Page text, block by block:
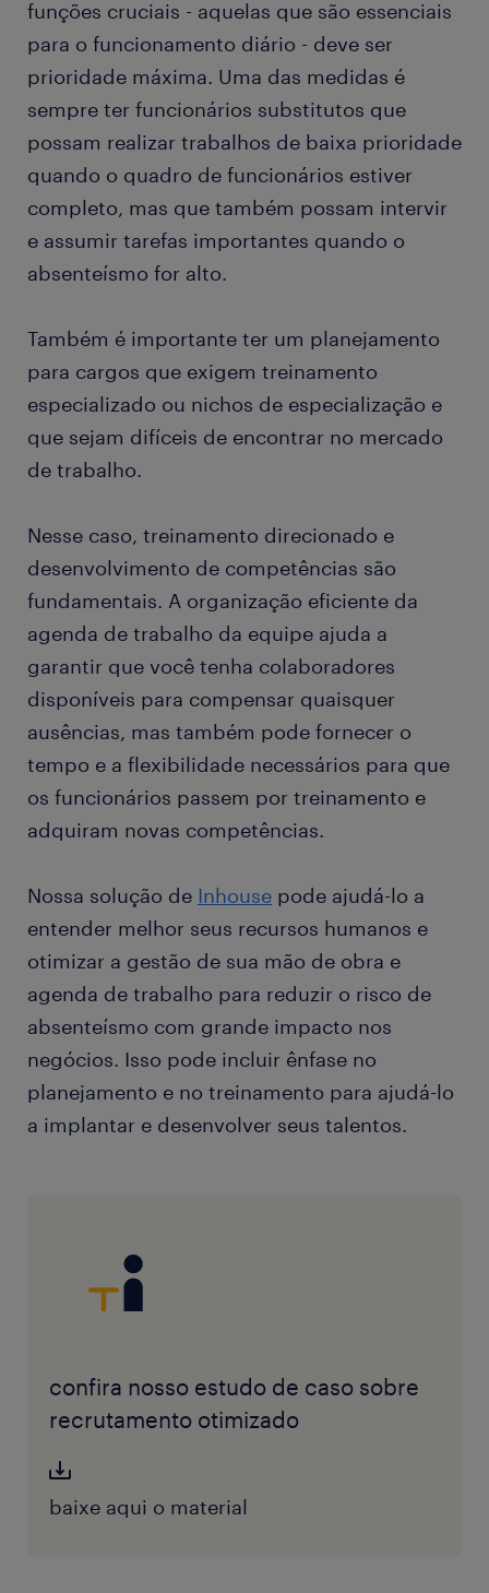
funções cruciais - aquelas que são essenciais
para o funcionamento diário - deve ser
prioridade máxima. Uma das medidas é
sempre ter funcionários substitutos que
possam realizar trabalhos de baixa prioridade
quando o quadro de funcionários estiver
completo, mas que também possam intervir
e assumir tarefas importantes quando o
absenteísmo for alto.
Também é importante ter um planejamento
para cargos que exigem treinamento
especializado ou nichos de especialização e
que sejam difíceis de encontrar no mercado
de trabalho.
Nesse caso, treinamento direcionado e
desenvolvimento de competências são
fundamentais. A organização eficiente da
agenda de trabalho da equipe ajuda a
garantir que você tenha colaboradores
disponíveis para compensar quaisquer
ausências, mas também pode fornecer o
tempo e a flexibilidade necessários para que
os funcionários passem por treinamento e
adquiram novas competências.
Nossa solução de Inhouse pode ajudá-lo a
entender melhor seus recursos humanos e
otimizar a gestão de sua mão de obra e
agenda de trabalho para reduzir o risco de
absenteísmo com grande impacto nos
negócios. Isso pode incluir ênfase no
planejamento e no treinamento para ajudá-lo
a implantar e desenvolver seus talentos.
confira nosso estudo de caso sobre
recrutamento otimizado
baixe aqui o material